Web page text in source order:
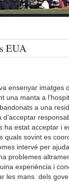
EUA
ensenyar imatges
una manta a
a una
ha estat acceptar i
quals sovint es
intervé per
problemes
experiència i
les mans dels